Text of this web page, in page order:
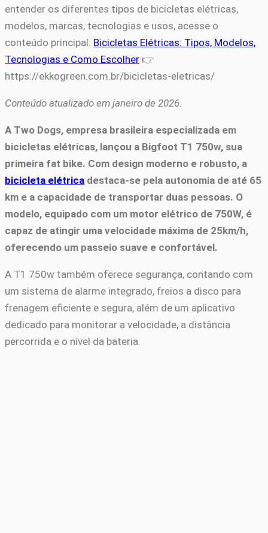
entender os diferentes tipos de bicicletas elétricas,
modelos, marcas, tecnologias e usos, acesse o
conteúdo principal: Bicicletas Elétricas: Tipos, Modelos,
Tecnologias e Como Escolher 👉
https://ekkogreen.com.br/bicicletas-eletricas/
Conteúdo atualizado em janeiro de 2026.
A Two Dogs, empresa brasileira especializada em
bicicletas elétricas, lançou a Bigfoot T1 750w, sua
primeira fat bike. Com design moderno e robusto, a
bicicleta elétrica destaca-se pela autonomia de até 65
km e a capacidade de transportar duas pessoas. O
modelo, equipado com um motor elétrico de 750W, é
capaz de atingir uma velocidade máxima de 25km/h,
oferecendo um passeio suave e confortável.
A T1 750w também oferece segurança, contando com
um sistema de alarme integrado, freios a disco para
frenagem eficiente e segura, além de um aplicativo
dedicado para monitorar a velocidade, a distância
percorrida e o nível da bateria.